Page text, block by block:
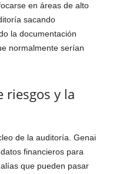
en áreas de alto
sacando
la documentación
normalmente serían
riesgos y la
de la auditoría. Genai
financieros para
que pueden pasar